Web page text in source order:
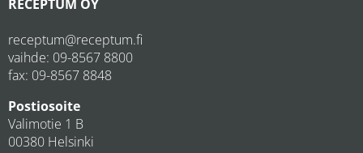
RECEPTUM OY
receptum@receptum.fi
vaihde: 09-8567 8800
fax: 09-8567 8848
Postiosoite
Valimotie 1 B
00380 Helsinki